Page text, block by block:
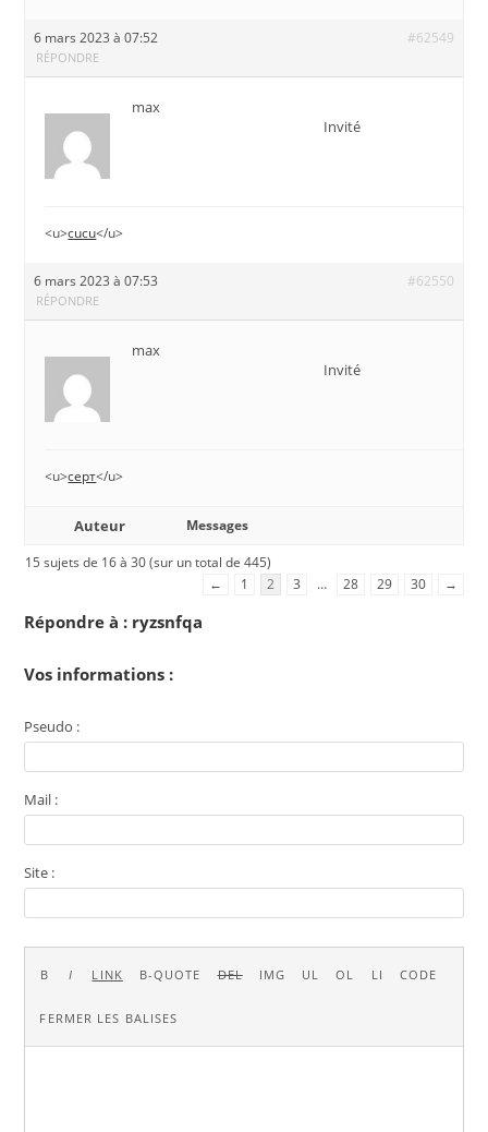
6 mars 2023 à 07:52 #62549
RÉPONDRE
max
Invité
<u>cucu</u>
6 mars 2023 à 07:53 #62550
RÉPONDRE
max
Invité
<u>серт</u>
Auteur
Messages
15 sujets de 16 à 30 (sur un total de 445)
←
1 2 3 … 28 29 30 →
Répondre à : ryzsnfqa
Vos informations :
Pseudo :
Mail :
Site :